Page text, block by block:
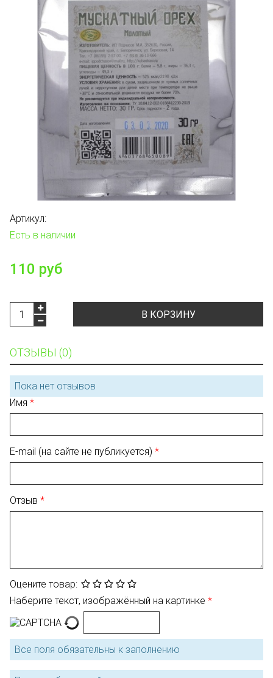
Артикул:
Есть в наличии
110 руб
В КОРЗИНУ
ОТЗЫВЫ (0)
Пока нет отзывов
Имя
E-mail (на сайте не публикуется)
Отзыв
Оцените товар:
Наберите текст, изображённый на картинке
Все поля обязательны к заполнению